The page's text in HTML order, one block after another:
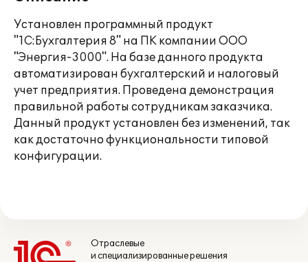
Установлен программный продукт
"1С:Бухгалтерия 8" на ПК компании ООО
"Энергия-3000". На базе данного продукта
автоматизирован бухгалтерский и налоговый
учет предприятия. Проведена демонстрация
правильной работы сотрудникам заказчика.
Данный продукт установлен без изменений, так
как достаточно функциональности типовой
конфигурации.
Отраслевые
и специализированные решения